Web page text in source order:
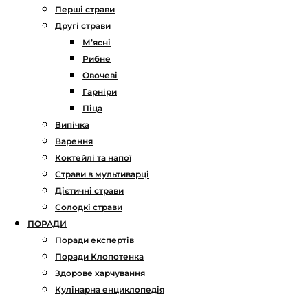
Перші страви
Другі страви
М’ясні
Рибне
Овочеві
Гарніри
Піца
Випічка
Варення
Коктейлі та напої
Страви в мультиварці
Дієтичні страви
Солодкі страви
ПОРАДИ
Поради експертів
Поради Клопотенка
Здорове харчування
Кулінарна енциклопедія